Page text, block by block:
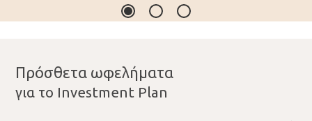
Πρόσθετα ωφελήματα
για το Investment Plan